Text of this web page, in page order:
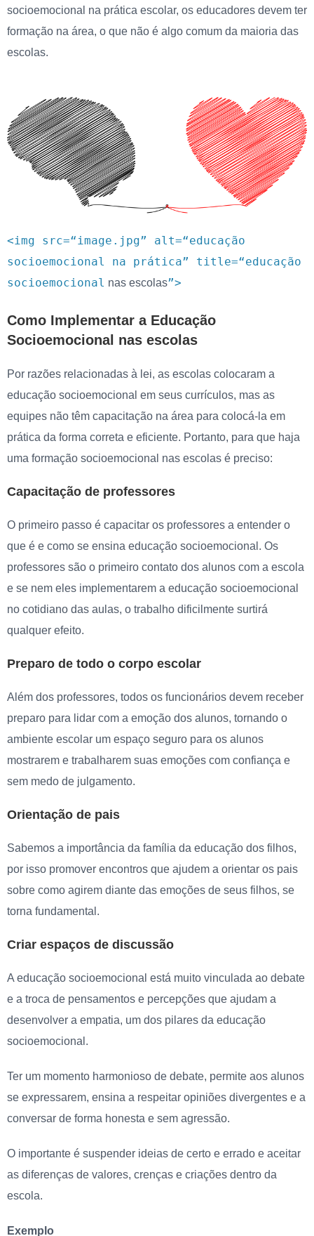
socioemocional na prática escolar, os educadores devem ter
formação na área, o que não é algo comum da maioria das
escolas.
<img src=“image.jpg” alt=“educação
socioemocional na prática” title=“educação
socioemocional nas escolas”>
Como Implementar a Educação
Socioemocional nas escolas
Por razões relacionadas à lei, as escolas colocaram a
educação socioemocional em seus currículos, mas as
equipes não têm capacitação na área para colocá-la em
prática da forma correta e eficiente. Portanto, para que haja
uma formação socioemocional nas escolas é preciso:
Capacitação de professores
O primeiro passo é capacitar os professores a entender o
que é e como se ensina educação socioemocional. Os
professores são o primeiro contato dos alunos com a escola
e se nem eles implementarem a educação socioemocional
no cotidiano das aulas, o trabalho dificilmente surtirá
qualquer efeito.
Preparo de todo o corpo escolar
Além dos professores, todos os funcionários devem receber
preparo para lidar com a emoção dos alunos, tornando o
ambiente escolar um espaço seguro para os alunos
mostrarem e trabalharem suas emoções com confiança e
sem medo de julgamento.
Orientação de pais
Sabemos a importância da família da educação dos filhos,
por isso promover encontros que ajudem a orientar os pais
sobre como agirem diante das emoções de seus filhos, se
torna fundamental.
Criar espaços de discussão
A educação socioemocional está muito vinculada ao debate
e a troca de pensamentos e percepções que ajudam a
desenvolver a empatia, um dos pilares da educação
socioemocional.
Ter um momento harmonioso de debate, permite aos alunos
se expressarem, ensina a respeitar opiniões divergentes e a
conversar de forma honesta e sem agressão.
O importante é suspender ideias de certo e errado e aceitar
as diferenças de valores, crenças e criações dentro da
escola.
Exemplo